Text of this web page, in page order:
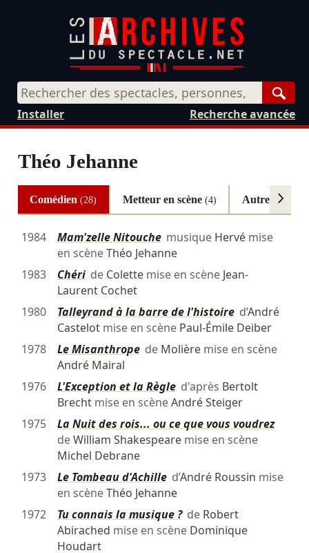
Recherche avancée
Installer
Théo Jehanne
Comédien(28) Metteur en scène (4) Autres (2)
1984 Mam'zelle Nitouchemusique Hervémise
en scèneThéo Jehanne
1983
Chéride Colettemise en scène Jean-
Laurent Cochet
1980
Talleyrand à la barre de l'histoired’André
Castelotmise en scène Paul-Émile Deiber
1978
Le Misanthropede Molièremise en scène
André Mairal
1976
L'Exception et la Règled'après Bertolt
Brechtmise en scèneAndré Steiger
1975
La Nuit des rois... ou ce que vous voudrez
deWilliam Shakespearemise en scène
Michel Debrane
1973
Le Tombeau d'Achilled’André Roussin mise
en scèneThéo Jehanne
1972
Tu connais la musique ?de Robert
Abirached mise en scène Dominique
Houdart